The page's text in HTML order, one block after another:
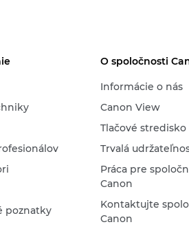
poznatky
O spoločnosti
Informácie o nás
Canon View
Tlačové stredisko
Trvalá
Práca pre
Canon
Kontaktujte
Canon